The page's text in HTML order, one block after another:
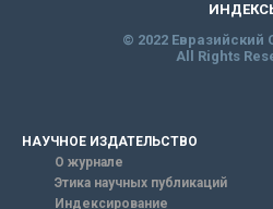
© 2022
All Rights
НАУЧНОЕ ИЗДАТЕЛЬСТВО
О журнале
Этика научных публикаций
Индексирование